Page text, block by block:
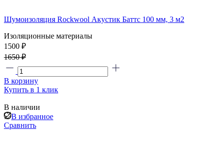
Шумоизоляция Rockwool Акустик Баттс 100 мм, 3 м2
Изоляционные материалы
1500 ₽
1650 ₽
В корзину
Купить в 1 клик
В наличии
В избранное
Сравнить